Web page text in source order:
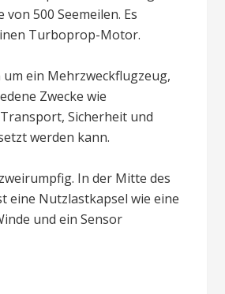
von 500 Seemeilen. Es
Turboprop-Motor.
um ein Mehrzweckflugzeug,
Zwecke wie
Sicherheit und
werden kann.
In der Mitte des
eine Nutzlastkapsel wie eine
und ein Sensor